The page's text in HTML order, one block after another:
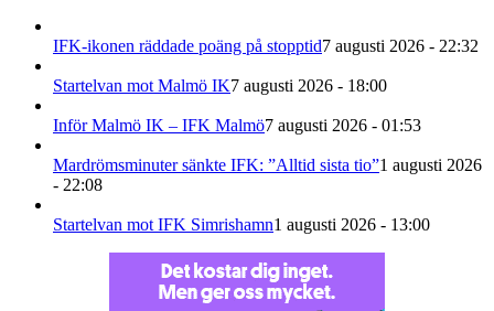
IFK-ikonen räddade poäng på stopptid7 augusti 2026 - 22:32
Startelvan mot Malmö IK7 augusti 2026 - 18:00
Inför Malmö IK – IFK Malmö7 augusti 2026 - 01:53
Mardrömsminuter sänkte IFK: ”Alltid sista tio”1 augusti 2026
- 22:08
Startelvan mot IFK Simrishamn1 augusti 2026 - 13:00